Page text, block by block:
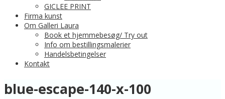
GICLEE PRINT
Firma kunst
Om Galleri Laura
Book et hjemmebesøg/ Try out
Info om bestillingsmalerier
Handelsbetingelser
Kontakt
blue-escape-140-x-100